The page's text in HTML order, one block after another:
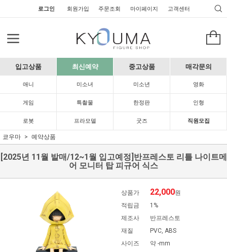
로그인 회원가입 주문조회 마이페이지 고객센터
입고상품 최신예약 중고상품 매각문의
애니 미소녀 미소년 영화
게임 특촬물 한정판 인형
로봇 프라모델 굿즈 직원모집
쿄우마 예약상품
[2025년 11월 발매/12~1월 입고예정]반프레스토 리틀 나이트메
어 모니터 탑 피규어 식스
상품가 22,000원
적립금
1%
제조사
반프레스토
재질
PVC, ABS
사이즈
약 -mm